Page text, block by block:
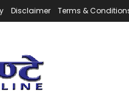
Disclaimer Terms &